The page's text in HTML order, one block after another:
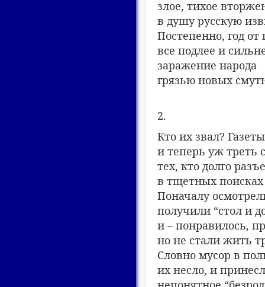
злое, тихое
в душу русскую
Постепенно, год от
все подлее и
заражение народа
грязью новых
2.
Кто их звал?
и теперь уж треть
тех, кто долго
в тщетных поисках
Поначалу
получили “стол и
и – понравилось,
но не стали жить
Словно мусор в
их несло, и